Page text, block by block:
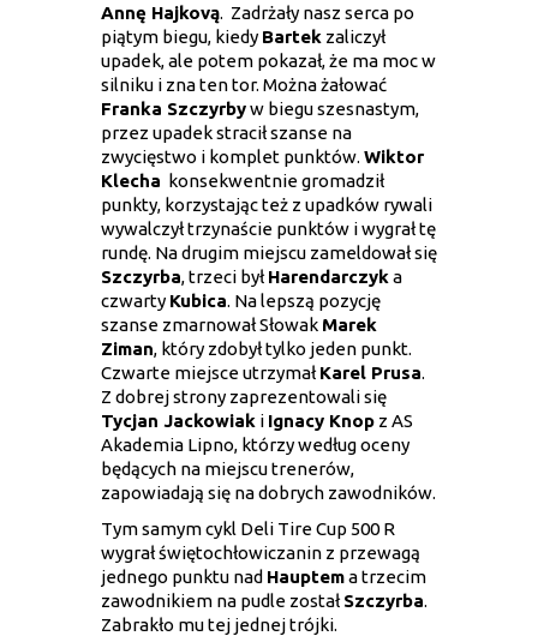
Annę Hajkovą. Zadrżały nasz serca po
piątym biegu, kiedy Bartek zaliczył
upadek, ale potem pokazał, że ma moc w
silniku i zna ten tor. Można żałować
Franka Szczyrbyw biegu szesnastym,
przez upadek stracił szanse na
zwycięstwo i komplet punktów. Wiktor
Klecha konsekwentnie gromadził
punkty, korzystając też z upadków rywali
wywalczył trzynaście punktów i wygrał tę
rundę. Na drugim miejscu zameldował się
Szczyrba, trzeci byłHarendarczyka
czwarty Kubica. Na lepszą pozycję
szanse zmarnował Słowak Marek
Ziman, który zdobył tylko jeden punkt.
Czwarte miejsce utrzymałKarel Prusa.
Z dobrej strony zaprezentowali się
Tycjan Jackowiak i Ignacy Knop z AS
Akademia Lipno, którzy według oceny
będących na miejscu trenerów,
zapowiadają się na dobrych zawodników.
Tym samym cykl Deli Tire Cup 500 R
wygrał świętochłowiczanin z przewagą
jednego punktu nad Hauptema trzecim
zawodnikiem na pudle zostałSzczyrba.
Zabrakło mu tej jednej trójki.